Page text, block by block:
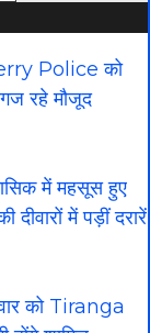
Police को
रहे मौजूद
में महसूस हुए
में पड़ीं दरारें
को Tiranga